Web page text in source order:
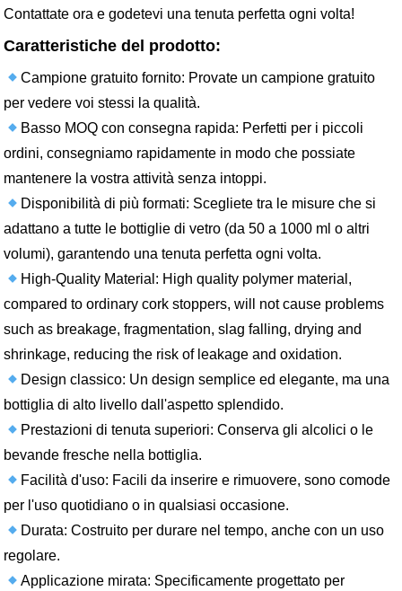
Contattate ora e godetevi una tenuta perfetta ogni volta!
Caratteristiche del prodotto:
Campione gratuito fornito: Provate un campione gratuito
per vedere voi stessi la qualità.
Basso MOQ con consegna rapida: Perfetti per i piccoli
ordini, consegniamo rapidamente in modo che possiate
mantenere la vostra attività senza intoppi.
Disponibilità di più formati: Scegliete tra le misure che si
adattano a tutte le bottiglie di vetro (da 50 a 1000 ml o altri
volumi), garantendo una tenuta perfetta ogni volta.
High-Quality Material: High quality polymer material,
compared to ordinary cork stoppers, will not cause problems
such as breakage, fragmentation, slag falling, drying and
shrinkage, reducing the risk of leakage and oxidation.
Design classico: Un design semplice ed elegante, ma una
bottiglia di alto livello dall'aspetto splendido.
Prestazioni di tenuta superiori: Conserva gli alcolici o le
bevande fresche nella bottiglia.
Facilità d'uso: Facili da inserire e rimuovere, sono comode
per l'uso quotidiano o in qualsiasi occasione.
Durata: Costruito per durare nel tempo, anche con un uso
regolare.
Applicazione mirata: Specificamente progettato per